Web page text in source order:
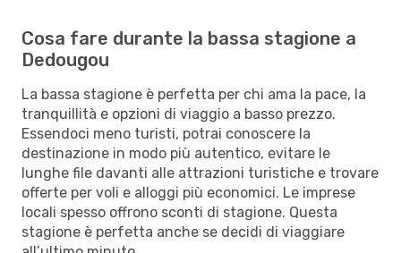
Cosa fare durante la bassa stagione a
Dedougou
La bassa stagione è perfetta per chi ama la pace, la
tranquillità e opzioni di viaggio a basso prezzo.
Essendoci meno turisti, potrai conoscere la
destinazione in modo più autentico, evitare le
lunghe file davanti alle attrazioni turistiche e trovare
offerte per voli e alloggi più economici. Le imprese
locali spesso offrono sconti di stagione. Questa
stagione è perfetta anche se decidi di viaggiare